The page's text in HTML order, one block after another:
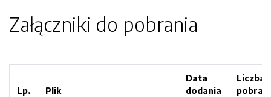
Załączniki do pobrania
Lp. Plik
Data
dodania
Liczba
pobrań